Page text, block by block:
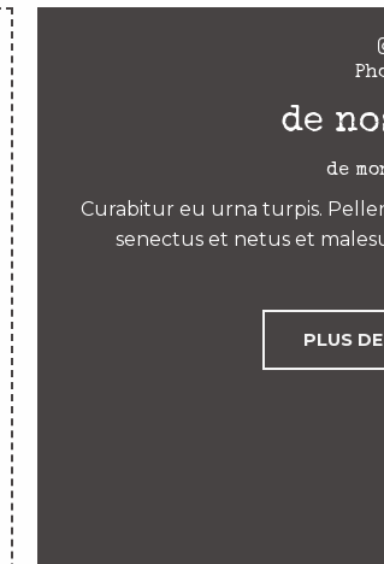
de
de
Curabitur eu urna turpis.
senectus et netus et
PLUS